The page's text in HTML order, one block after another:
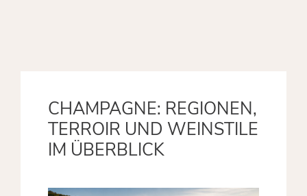
CHAMPAGNE: REGIONEN,
TERROIR UND WEINSTILE
IM ÜBERBLICK